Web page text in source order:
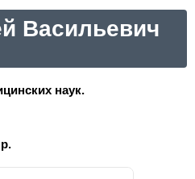
Васильевич
наук.